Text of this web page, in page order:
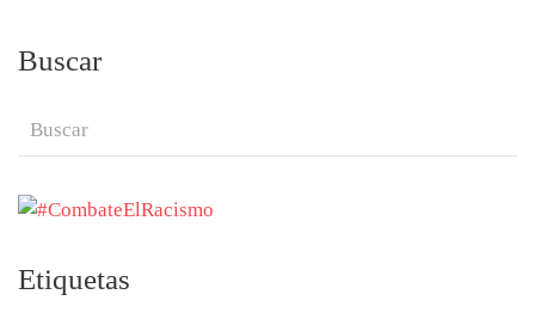
Buscar
Etiquetas